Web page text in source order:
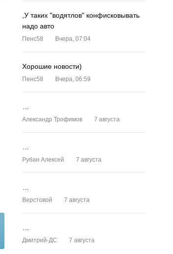
,У таких "водятлов" конфисковывать
надо авто
Пенс58 Вчера, 07:04
Хорошие новости)
Пенс58 Вчера, 06:59
Александр Трофимов 7 августа
Рубан Алексей 7 августа
Верстовой 7 августа
Дмитрий-ДС 7 августа